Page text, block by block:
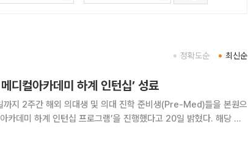
최신순
정확도순
디컬아카데미 하계 인턴십’ 성료
까지 2주간 해외 의대생 및 의대 진학 준비생(Pre-Med)들을 본원으
미 하계 인턴십 프로그램’을 진행했다고 20일 밝혔다. 해당 프